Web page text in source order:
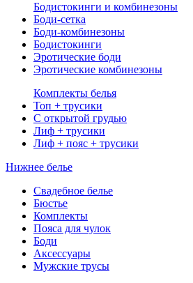
Бодистокинги и комбинезоны
Боди-сетка
Боди-комбинезоны
Бодистокинги
Эротические боди
Эротические комбинезоны
Комплекты белья
Топ + трусики
С открытой грудью
Лиф + трусики
Лиф + пояс + трусики
Нижнее белье
Свадебное белье
Бюстье
Комплекты
Пояса для чулок
Боди
Аксессуары
Мужские трусы